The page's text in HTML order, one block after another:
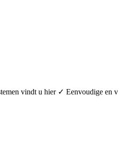
vindt u hier ✓ Eenvoudige